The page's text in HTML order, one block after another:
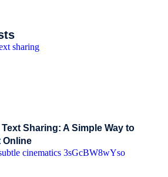
Sharing: A Simple Way to
Online